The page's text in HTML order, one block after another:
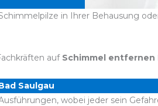
in Ihrer Behausung
auf Schimmel entfernen
Saulgau
wobei jeder sein